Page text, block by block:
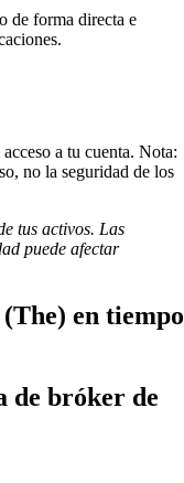
de forma directa e
a tu cuenta. Nota:
no la seguridad de los
tus activos. Las
puede afectar
en tiempo
de bróker de